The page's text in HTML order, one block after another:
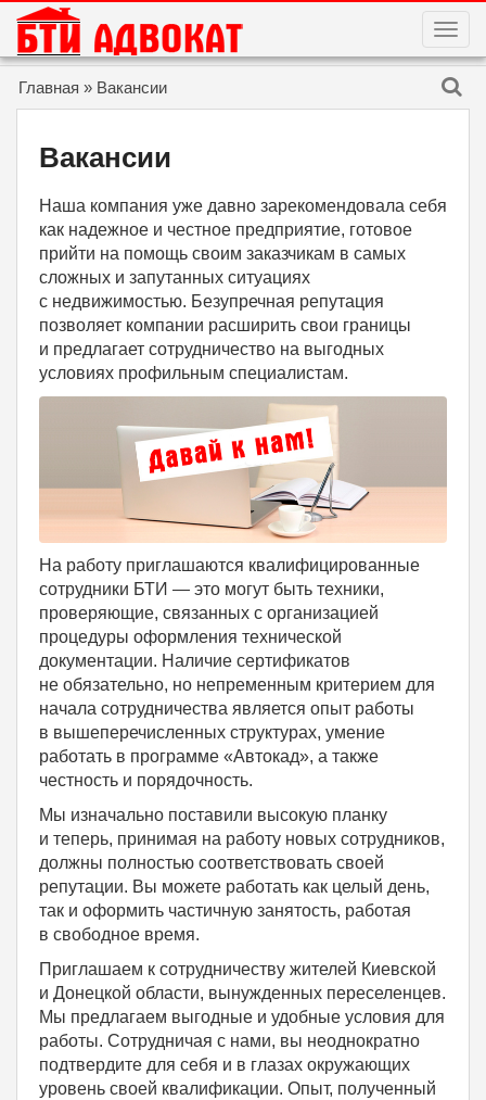
T
G
G
L
T
Главная » Вакансии
Вакансии
Наша компания уже давно зарекомендовала себя
как надежное и честное предприятие, готовое
прийти на помощь своим заказчикам в самых
сложных и запутанных ситуациях
с недвижимостью. Безупречная репутация
позволяет компании расширить свои границы
и предлагает сотрудничество на выгодных
условиях профильным специалистам.
На работу приглашаются квалифицированные
сотрудники БТИ — это могут быть техники,
проверяющие, связанных с организацией
процедуры оформления технической
документации. Наличие сертификатов
не обязательно, но непременным критерием для
начала сотрудничества является опыт работы
в вышеперечисленных структурах, умение
работать в программе «Автокад», а также
честность и порядочность.
Мы изначально поставили высокую планку
и теперь, принимая на работу новых сотрудников,
должны полностью соответствовать своей
репутации. Вы можете работать как целый день,
так и оформить частичную занятость, работая
в свободное время.
Приглашаем к сотрудничеству жителей Киевской
и Донецкой области, вынужденных переселенцев.
Мы предлагаем выгодные и удобные условия для
работы. Сотрудничая с нами, вы неоднократно
подтвердите для себя и в глазах окружающих
уровень своей квалификации. Опыт, полученный